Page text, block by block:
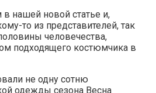
нашей новой статье и,
то из представителей, так
человечества,
подходящего костюмчика в
не одну сотню
одежды сезона Весна